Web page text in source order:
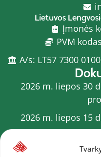
Lietuvos
Įmonės
PVM
A/s: LT57 7300
2026 m. liepos 30
2026 m. liepos 15
2026 m. liepos 20 d.